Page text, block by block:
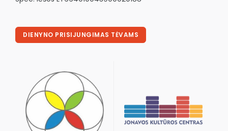
DIENYNO PRISIJUNGIMAS TĖVAMS